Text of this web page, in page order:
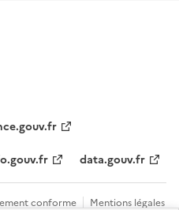
data.gouv.fr
conforme Mentions légales